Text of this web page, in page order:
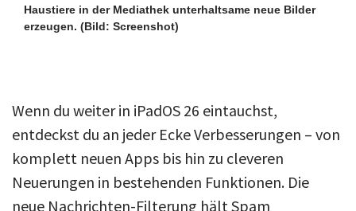
Haustiere in der Mediathek unterhaltsame neue Bilder
erzeugen. (Bild: Screenshot)
Wenn du weiter in iPadOS 26 eintauchst,
entdeckst du an jeder Ecke Verbesserungen – von
komplett neuen Apps bis hin zu cleveren
Neuerungen in bestehenden Funktionen. Die
neue Nachrichten-Filterung hält Spam